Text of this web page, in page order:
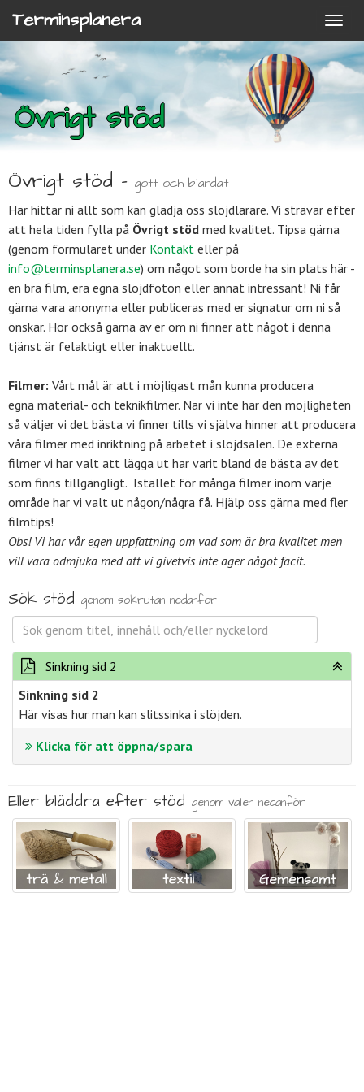
Terminsplanera
Övrigt stöd
Övrigt stöd - gott och blandat
Här hittar ni allt som kan glädja oss slöjdlärare. Vi strävar efter
att hela tiden fylla på Övrigt stöd med kvalitet. Tipsa gärna
(genom formuläret under Kontakt eller på
info@terminsplanera.se) om något som borde ha sin plats här -
en bra film, era egna slöjdfoton eller annat intressant! Ni får
gärna vara anonyma eller publiceras med er signatur om ni så
önskar. Hör också gärna av er om ni finner att något i denna
tjänst är felaktigt eller inaktuellt.
Filmer: Vårt mål är att i möjligast mån kunna producera
egna material- och teknikfilmer. När vi inte har den möjligheten
så väljer vi det bästa vi finner tills vi själva hinner att producera
våra filmer med inriktning på arbetet i slöjdsalen. De externa
filmer vi har valt att lägga ut har varit bland de bästa av det
som finns tillgängligt. Istället för många filmer inom varje
område har vi valt ut någon/några få. Hjälp oss gärna med fler
filmtips!
Obs! Vi har vår egen uppfattning om vad som är bra kvalitet men
vill vara ödmjuka med att vi givetvis inte äger något facit.
Sök stöd genom sökrutan nedanför
Sinkning sid 2
Sinkning sid 2
Här visas hur man kan slitssinka i slöjden.
Klicka för att öppna/spara
Eller bläddra efter stöd genom valen nedanför